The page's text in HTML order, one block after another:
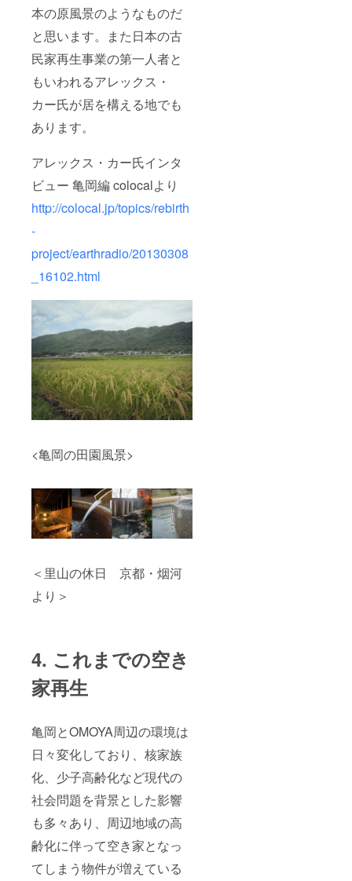
本の原風景のようなものだ
と思います。また日本の古
民家再生事業の第一人者と
もいわれるアレックス・
カー氏が居を構える地でも
あります。
アレックス・カー氏インタ
ビュー 亀岡編 colocalより
http://colocal.jp/topics/rebirth
-
project/earthradio/20130308
_16102.html
<亀岡の田園風景>
＜里山の休日 京都・烟河
より＞
4. これまでの空き
家再生
亀岡とOMOYA周辺の環境は
日々変化しており、核家族
化、少子高齢化など現代の
社会問題を背景とした影響
も多々あり、周辺地域の高
齢化に伴って空き家となっ
てしまう物件が増えている